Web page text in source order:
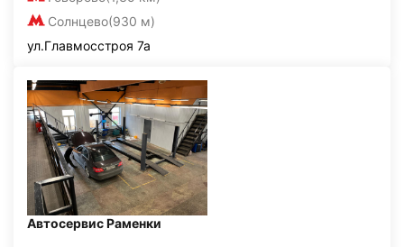
Солнцево(930 м)
ул.Главмосстроя 7а
Автосервис Раменки